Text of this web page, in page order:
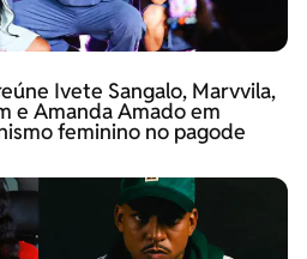
Ivete Sangalo, Marvvila,
e Amanda Amado em
feminino no pagode